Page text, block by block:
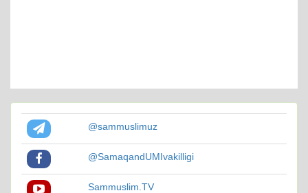
@sammuslimuz
@SamaqandUMIvakilligi
Sammuslim.TV